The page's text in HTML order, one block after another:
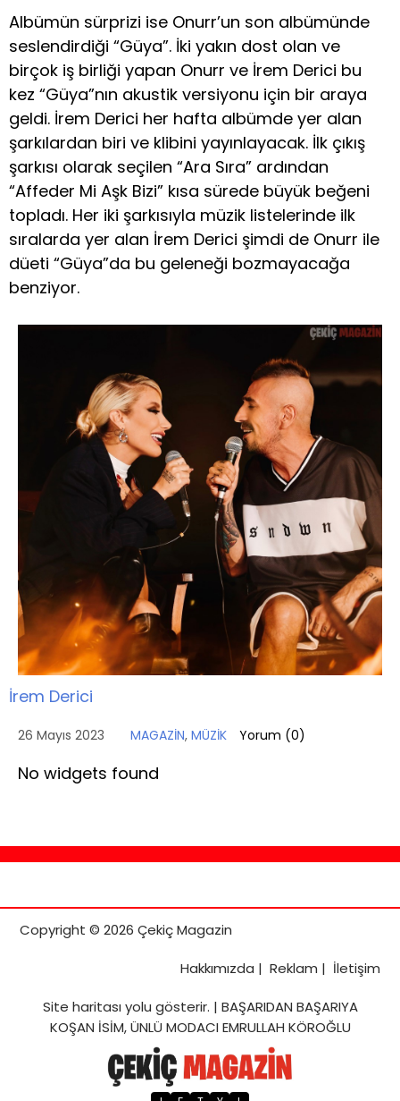
Albümün sürprizi ise Onurr’un son albümünde
seslendirdiği “Güya”. İki yakın dost olan ve
birçok iş birliği yapan Onurr ve İrem Derici bu
kez “Güya”nın akustik versiyonu için bir araya
geldi. İrem Derici her hafta albümde yer alan
şarkılardan biri ve klibini yayınlayacak. İlk çıkış
şarkısı olarak seçilen “Ara Sıra” ardından
“Affeder Mi Aşk Bizi” kısa sürede büyük beğeni
topladı. Her iki şarkısıyla müzik listelerinde ilk
sıralarda yer alan İrem Derici şimdi de Onurr ile
düeti “Güya”da bu geleneği bozmayacağa
benziyor.
İrem Derici
26 Mayıs 2023 MAGAZİN, MÜZİK Yorum (0)
No widgets found
Copyright © 2026 Çekiç Magazin
Hakkımızda | Reklam | İletişim
Site haritasıyolu gösterir. | BAŞARIDAN BAŞARIYA
KOŞAN İSİM, ÜNLÜ MODACI EMRULLAH KÖROĞLU